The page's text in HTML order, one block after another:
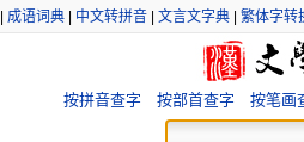
成语词典 中文转拼音 文言文字典 繁体字转
按拼音查字 按部首查字 按笔画